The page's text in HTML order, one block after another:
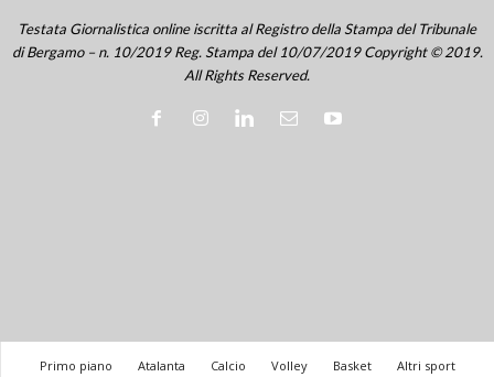
Testata Giornalistica online iscritta al Registro della Stampa del Tribunale
di Bergamo – n. 10/2019 Reg. Stampa del 10/07/2019 Copyright © 2019.
All Rights Reserved.
Primo piano Atalanta Calcio Volley Basket Altri sport